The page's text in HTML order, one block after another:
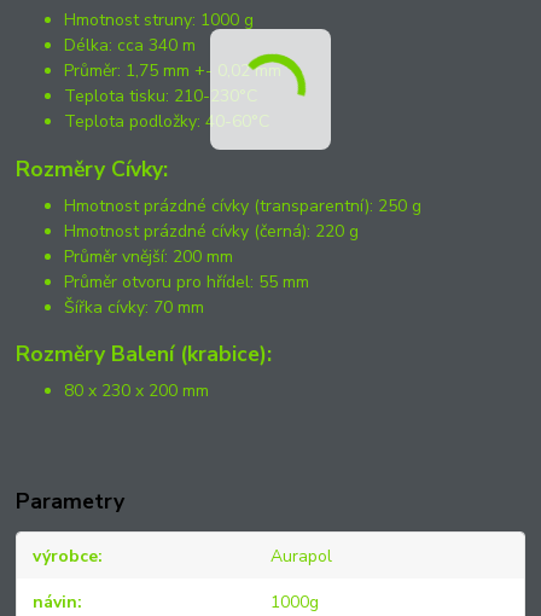
Hmotnost struny: 1000 g
Délka: cca 340 m
Průměr: 1,75 mm +- 0,02 mm
Teplota tisku: 210-230°C
Teplota podložky: 40-60°C
Rozměry Cívky:
Hmotnost prázdné cívky (transparentní): 250 g
Hmotnost prázdné cívky (černá): 220 g
Průměr vnější: 200 mm
Průměr otvoru pro hřídel: 55 mm
Šířka cívky: 70 mm
Rozměry Balení (krabice):
80 x 230 x 200 mm
Parametry
výrobce Aurapol
návin 1000g